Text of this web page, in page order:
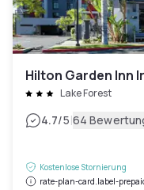
Hilton Garden Inn
Lake Forest
4.7/5|64
Kostenlose Stornierung
rate-plan-card.label-